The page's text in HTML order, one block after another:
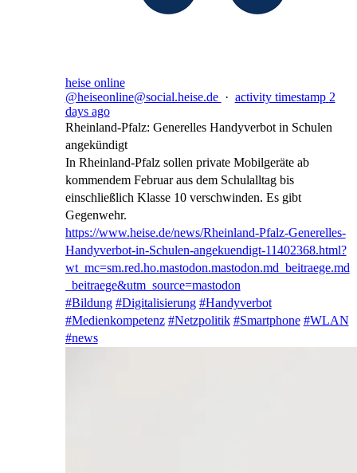
heise online
@heiseonline@social.heise.de · activity timestamp 2
days ago
Rheinland-Pfalz: Generelles Handyverbot in Schulen
angekündigt
In Rheinland-Pfalz sollen private Mobilgeräte ab
kommendem Februar aus dem Schulalltag bis
einschließlich Klasse 10 verschwinden. Es gibt
Gegenwehr.
https://www.heise.de/news/Rheinland-Pfalz-Generelles-
Handyverbot-in-Schulen-angekuendigt-11402368.html?
wt_mc=sm.red.ho.mastodon.mastodon.md_beitraege.md
_beitraege&utm_source=mastodon
#Bildung #Digitalisierung #Handyverbot
#Medienkompetenz #Netzpolitik #Smartphone #WLAN
#news